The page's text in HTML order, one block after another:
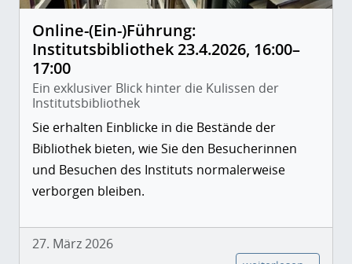
Online-(Ein-)Führung:
Institutsbibliothek 23.4.2026, 16:00–
17:00
Ein exklusiver Blick hinter die Kulissen der
Institutsbibliothek
Sie erhalten Einblicke in die Bestände der
Bibliothek bieten, wie Sie den Besucherinnen
und Besuchen des Instituts normalerweise
verborgen bleiben.
27. März 2026